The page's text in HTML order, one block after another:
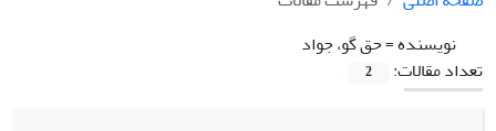
نویسنده =حق گو، جواد
تعداد مقالات:
2